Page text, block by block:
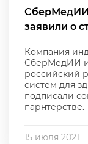
СберМедИИ
заявили о
Компания
СберМедИИ и
российский
систем для
подписали
парнтерстве.
15 июля 2021